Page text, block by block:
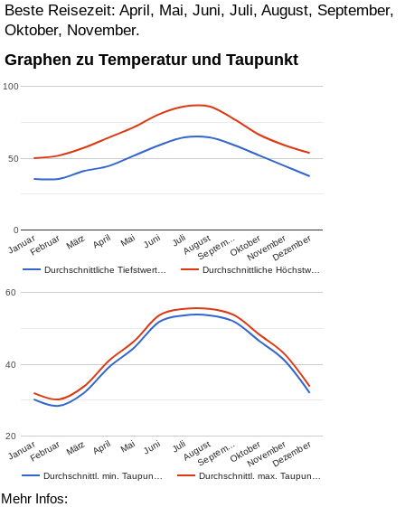
Beste Reisezeit: April, Mai, Juni, Juli, August, September,
Oktober, November.
Graphen zu Temperatur und Taupunkt
Durchschnittliche Tiefstwert… Durchschnittliche Höchstw…
JanuarFebruar März April Mai Juni JuliAugustSeptem…OktoberNovemberDezember
0
50
100
Durchschnittl. min. Taupun… Durchschnittl. max. Taupun…
JanuarFebruar März April Mai Juni JuliAugustSeptem…OktoberNovemberDezember
20
40
60
Mehr Infos: